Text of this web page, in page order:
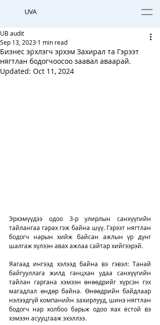
UVA
Бизнес эрхлэгч эрхэм Захирал та Гэрээт
нягтлан бодогчоосоо заавал аваарай.
UB audit
Sep 13, 2023 1 min read
Updated: Oct 11, 2024
Эрхэмүүдээ одоо 3-р улирлын санхүүгийн
тайлангаа гарах гэж байна шүү. Гэрээт нягтлан
бодогч нарын хийж байсан ажлын үр дүнг
шалгаж хүлээн авах ажлаа сайтар хийгээрэй.
Яагаад ингээд хэлээд байна вэ гэвэл: Танай
байгууллага жилд ганцхан удаа санхүүгийн
тайлан гаргана хэмээн өнөөдрийг хүрсэн гэх
магадлал өндөр байна. Өнөөдрийн байдлаар
нэлээдгүй компанийн захирлууд, шинэ нягтлан
бодогч нар холбоо барьж одоо яах ёстой вэ
хэмээн асууцгааж эхэллээ.